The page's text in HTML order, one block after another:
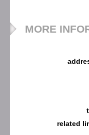
MORE
related